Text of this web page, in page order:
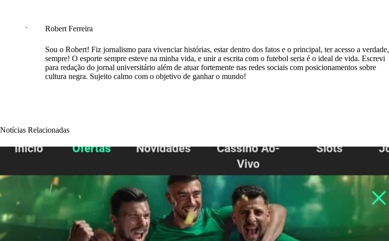
Robert Ferreira
Sou o Robert! Fiz jornalismo para vivenciar histórias, estar dentro dos fatos e o principal, ter acesso a verdade,
sempre! O esporte sempre esteve na minha vida, e unir a escrita com o futebol seria é o ideal de vida. Escrevi
para redação do jornal universitário além de atuar fortemente nas redes sociais com posicionamentos sobre
cultura negra. Sujeito calmo com o objetivo de ganhar o mundo!
Notícias Relacionadas